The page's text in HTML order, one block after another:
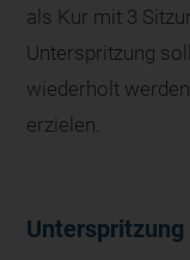
als Kur mit 3
Unterspritzung
wiederholt
erzielen.